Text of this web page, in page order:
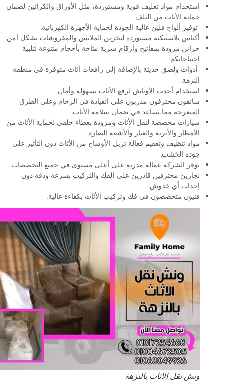
استخدام مواد تغليف قوية ومستوردة، مثل الأوراق والكراتين لضمان
حماية الأثاث من التلف.
توفير ألواح فلين عالية الجودة لحماية الأجهزة الكهربائية.
أكياس بلاستيكية مستوردة لتخزين الملابس والمفروشات بشكل آمن.
خزائن مزودة بمفاتيح وأرقام سرية متاحة بأحجام متنوعة لتلبية
احتياجاتكم.
أدوات ولصق حديثة بالإضافة إلى رافعات أثاث متوفرة في منطقة
النزهة.
استخدام أحدث الأوناش لرفع الأثاث بسهولة وأمان.
سائقون محترفون مدربون على القيادة في الزحام وعلى الطرق
المتعرجة مما يساعد في ضمان سلامة الأثاث.
سيارات مخصصة لنقل الأثاث ومزودة بغطاء خلفي لحماية الأثاث من
الأمطار والأتربة والغبار والأشعة الضارة.
مواد تنظيف وتعقيم فعالة تزيل الأوساخ من الأثاث دون التأثير على
جودة الخشب.
توفر الشركة عمالة مدربة على أعلى مستوى في جميع التخصصات.
نجارين محترفين قادرين على الفك والتركيب بسرعة ودقة دون
إحداث أي خدوش.
فنيون متخصصون في فك وتركيب الأثاث بكفاءة عالية.
ونش نقل الاثاث بالنزهة